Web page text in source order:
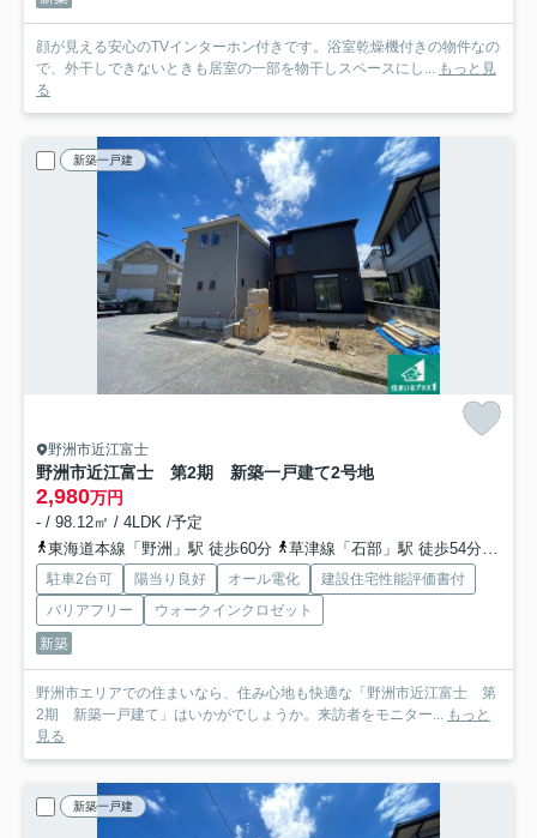
顔が見える安心のTVインターホン付きです。浴室乾燥機付きの物件なの
で、外干しできないときも居室の一部を物干しスペースにし... もっと見
る
新築一戸建
野洲市近江富士
野洲市近江富士 第2期 新築一戸建て2号地
2,980万円
- / 98.12㎡ / 4LDK /予定
東海道本線「野洲」駅 徒歩60分
草津線「石部」駅 徒歩54分
駐車2台可 陽当り良好 オール電化
建設住宅性能評価書付
バリアフリー
ウォークインクロゼット
新築
野洲市エリアでの住まいなら、住み心地も快適な「野洲市近江富士 第
2期 新築一戸建て」はいかがでしょうか。来訪者をモニター... もっと
見る
新築一戸建